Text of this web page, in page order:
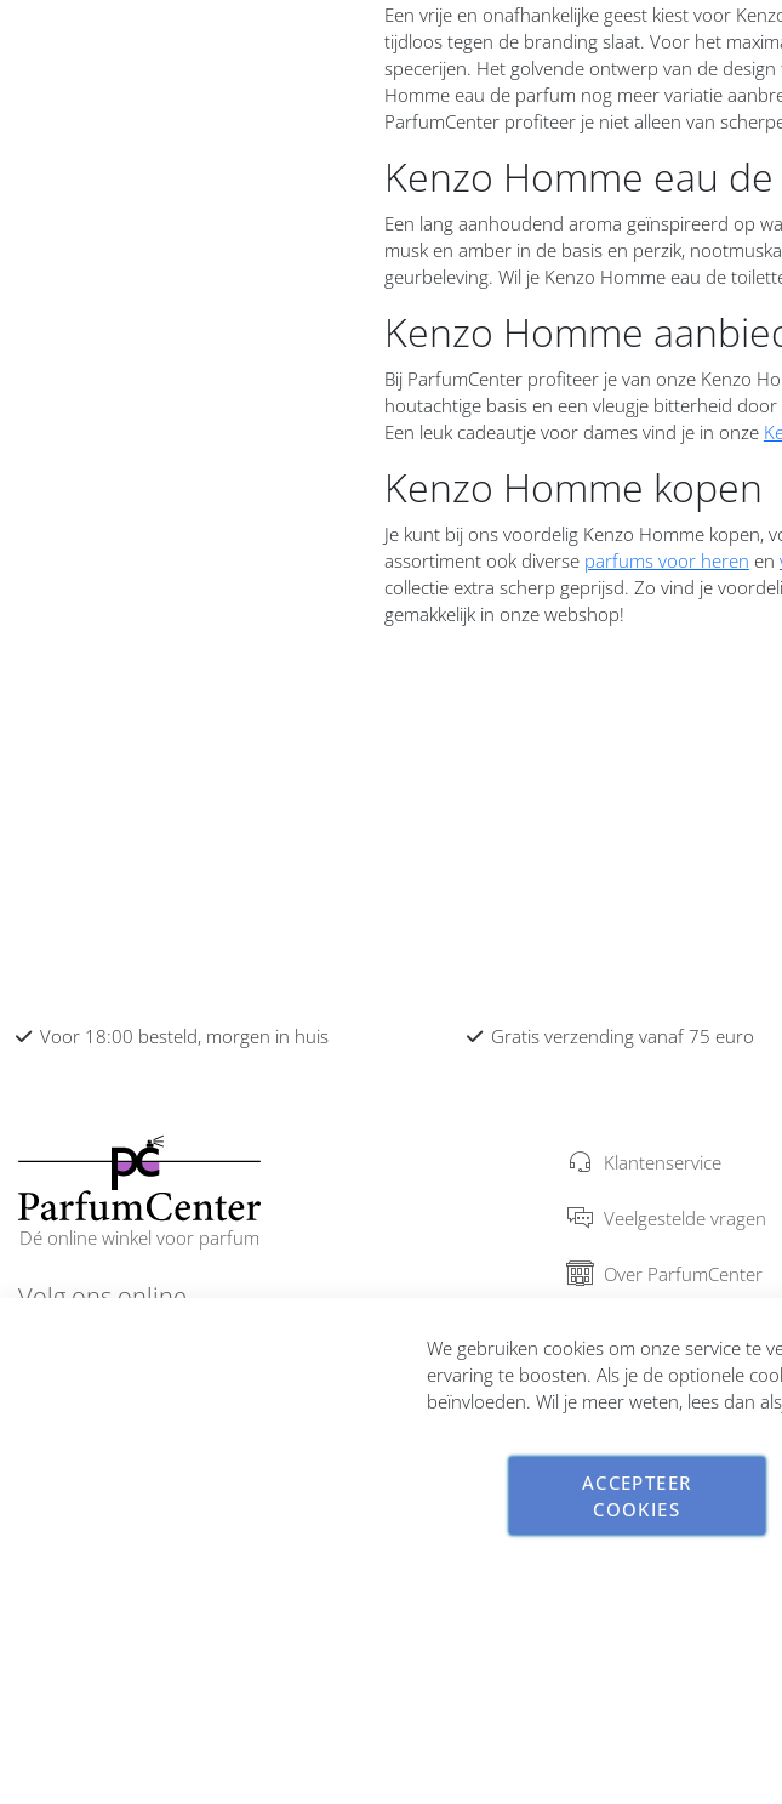
Een vrije en onafhankelijke geest kiest voor
tijdloos tegen de branding slaat. Voor het
specerijen. Het golvende ontwerp van de
Homme eau de parfum nog meer variatie
ParfumCenter profiteer je niet alleen van
Kenzo Homme eau
Een lang aanhoudend aroma geïnspireerd op
musk en amber in de basis en perzik,
geurbeleving. Wil je Kenzo Homme eau de
Kenzo Homme
Bij ParfumCenter profiteer je van onze Kenzo
houtachtige basis en een vleugje bitterheid
Een leuk cadeautje voor dames vind je in onze
Kenzo Homme kopen
Je kunt bij ons voordelig Kenzo Homme kopen,
assortiment ook diverse parfums voor heren en
collectie extra scherp geprijsd. Zo vind je
gemakkelijk in onze webshop!
Ferre heren
Fiat heren
Voor 18:00 besteld, morgen in huis Gratis verzending vanaf 75 euro
Dé online winkel voor parfum
Volg ons online
Klantenservice
Veelgestelde vragen
Over ParfumCenter
Garantie en
Copyright © 2026
We gebruiken cookies om onze service te
ervaring te boosten. Als je de optionele
beïnvloeden. Wil je meer weten, lees dan
ACCEPTEER
COOKIES